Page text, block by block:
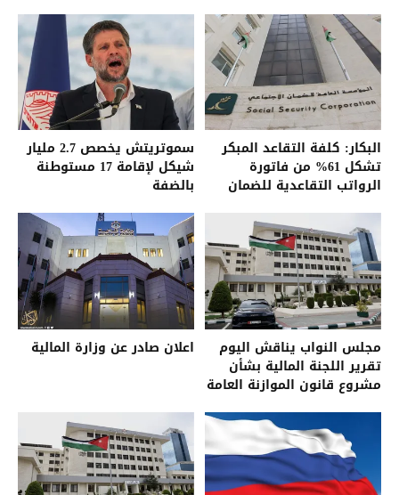
البكار: كلفة التقاعد المبكر
تشكل 61% من فاتورة
الرواتب التقاعدية للضمان
سموتريتش يخصص 2.7 مليار
شيكل لإقامة 17 مستوطنة
بالضفة
مجلس النواب يناقش اليوم
تقرير اللجنة المالية بشأن
مشروع قانون الموازنة العامة
اعلان صادر عن وزارة المالية